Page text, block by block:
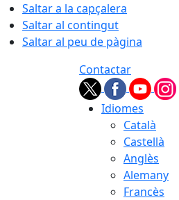
Saltar a la capçalera
Saltar al contingut
Saltar al peu de pàgina
Contactar
Idiomes
Català
Castellà
Anglès
Alemany
Francès